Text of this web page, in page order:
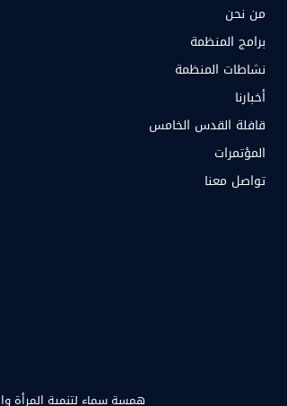
من نحن
برامج المنظمة
نشاطات المنظمة
أخبارنا
قافلة القدس الخامس
المؤتمرات
تواصل معنا
همسة سماء لتنمية المرأة